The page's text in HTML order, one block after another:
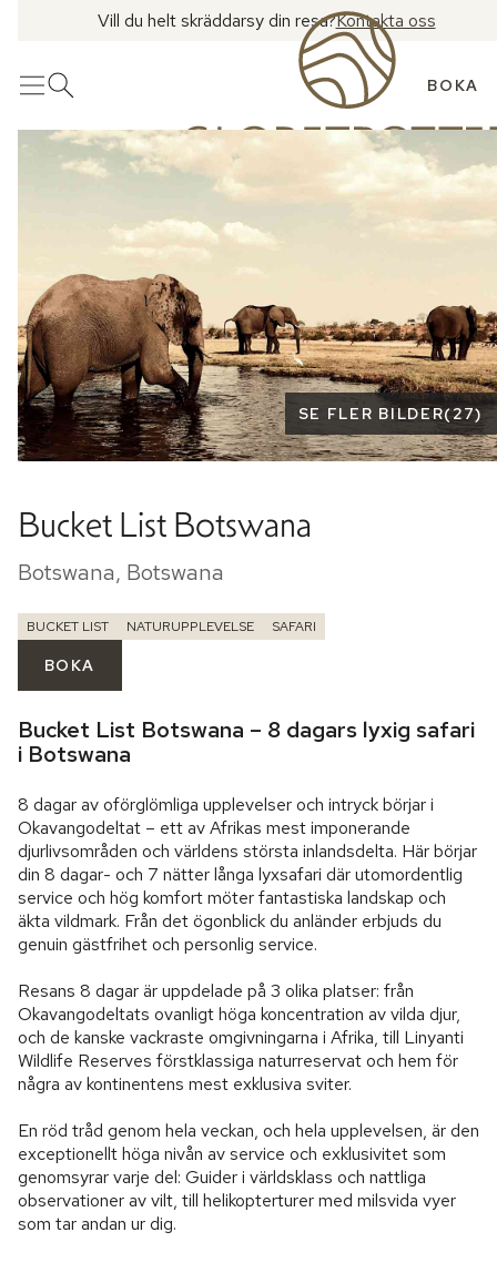
Vill du helt skräddarsy din resa?Kontakta oss
MenyÖppna sök BOKA
Se fler bilder
SE FLER BILDER(27)
Bucket List Botswana
Botswana, Botswana
BUCKET LIST NATURUPPLEVELSE SAFARI
BOKA
Bucket List Botswana – 8 dagars lyxig safari
i Botswana
8 dagar av oförglömliga upplevelser och intryck börjar i
Okavangodeltat – ett av Afrikas mest imponerande
djurlivsområden och världens största inlandsdelta. Här börjar
din 8 dagar- och 7 nätter långa lyxsafari där utomordentlig
service och hög komfort möter fantastiska landskap och
äkta vildmark. Från det ögonblick du anländer erbjuds du
genuin gästfrihet och personlig service.
Resans 8 dagar är uppdelade på 3 olika platser: från
Okavangodeltats ovanligt höga koncentration av vilda djur,
och de kanske vackraste omgivningarna i Afrika, till Linyanti
Wildlife Reserves förstklassiga naturreservat och hem för
några av kontinentens mest exklusiva sviter.
En röd tråd genom hela veckan, och hela upplevelsen, är den
exceptionellt höga nivån av service och exklusivitet som
genomsyrar varje del: Guider i världsklass och nattliga
observationer av vilt, till helikopterturer med milsvida vyer
som tar andan ur dig.